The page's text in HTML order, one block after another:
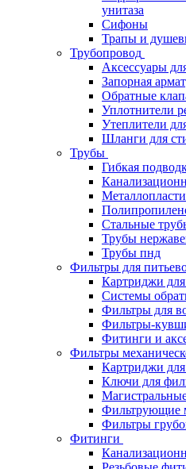
унитаза
Сифоны
Трапы и
Трубопровод
Аксессуары
Запорная
Обратные
Уплотнители
Утеплители
Шланги для
Трубы
Гибкая
Стальные
Трубы
Трубы пнд
Фильтры для
Картриджи
Системы
Фильтры для
Фильтры-
Фитинги и
Фильтры
Картриджи
Ключи для
Фильтрующие
Фильтры
Фитинги